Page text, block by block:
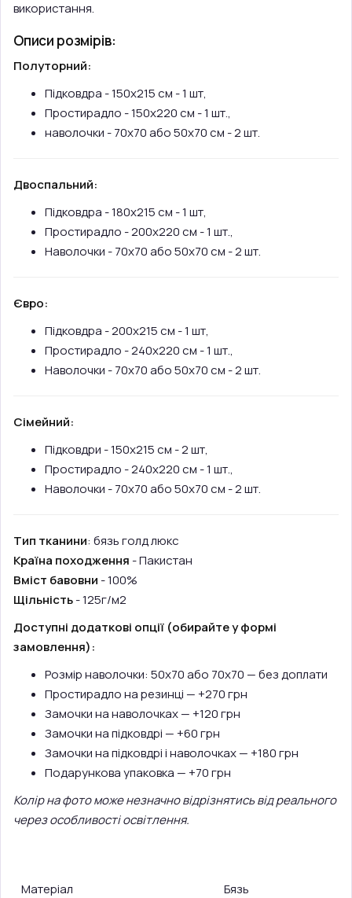
використання.
Описи розмірів:
Полуторний:
Підковдра - 150х215 см - 1 шт,
Простирадло - 150х220 см - 1 шт.,
наволочки - 70х70 або 50х70 см - 2 шт.
Двоспальний:
Підковдра - 180х215 см - 1 шт,
Простирадло - 200х220 см - 1 шт.,
Наволочки - 70х70 або 50х70 см - 2 шт.
Євро:
Підковдра - 200х215 см - 1 шт,
Простирадло - 240х220 см - 1 шт.,
Наволочки - 70х70 або 50х70 см - 2 шт.
Сімейний:
Підковдри - 150х215 см - 2 шт,
Простирадло - 240х220 см - 1 шт.,
Наволочки - 70х70 або 50х70 см - 2 шт.
Тип тканини: бязь голд люкс
Країна походження - Пакистан
Вміст бавовни - 100%
Щільність- 125г/м2
Доступні додаткові опції (обирайте у формі
замовлення):
Розмір наволочки: 50х70 або 70х70 — без доплати
Простирадло на резинці — +270 грн
Замочки на наволочках — +120 грн
Замочки на підковдрі — +60 грн
Замочки на підковдрі і наволочках — +180 грн
Подарункова упаковка — +70 грн
Колір на фото може незначно відрізнятись від реального
через особливості освітлення.
Матеріал Бязь